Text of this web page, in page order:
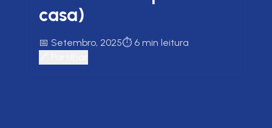
casa)
📅 Setembro, 2025⏱️ 6 min leitura